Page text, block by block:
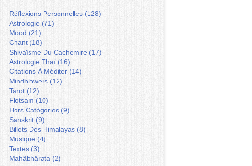
Réflexions Personnelles (128)
Astrologie (71)
Mood (21)
Chant (18)
Shivaïsme Du Cachemire (17)
Astrologie Thaï (16)
Citations À Méditer (14)
Mindblowers (12)
Tarot (12)
Flotsam(10)
Hors Catégories (9)
Sanskrit (9)
Billets Des Himalayas (8)
Musique (4)
Textes (3)
Mahâbhârata (2)